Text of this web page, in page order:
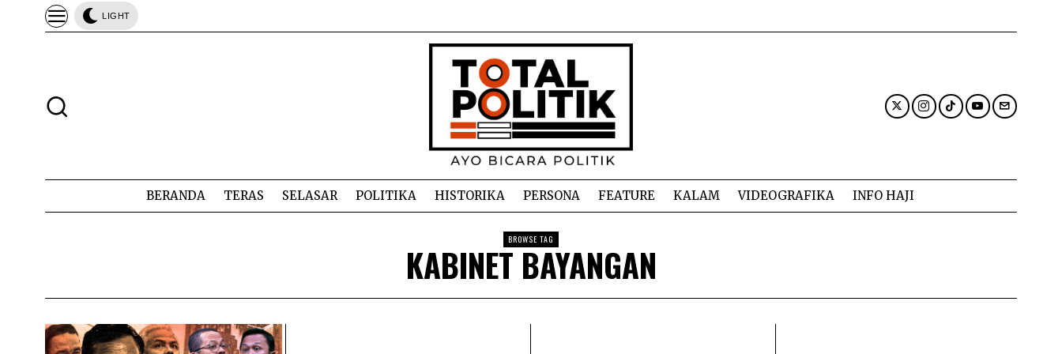
LIGHT
BERANDA TERAS SELASAR POLITIKA HISTORIKA PERSONA FEATURE KALAM VIDEOGRAFIKA INFO HAJI
BROWSE TAG
KABINET BAYANGAN